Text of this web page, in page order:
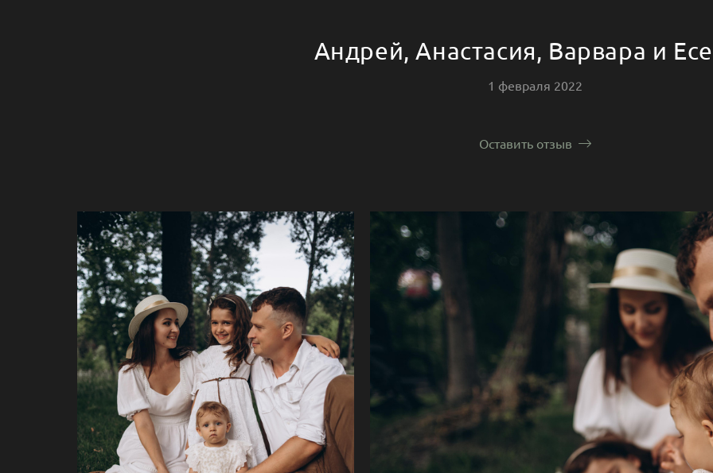
Андрей, Анастасия, Варвара и
1 февраля 2022
Оставить отзыв